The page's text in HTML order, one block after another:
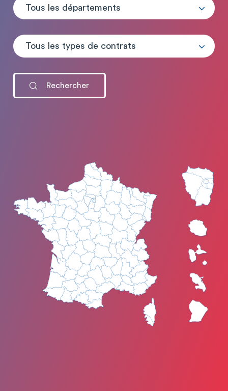
Tous les départements
Tous les types de contrats